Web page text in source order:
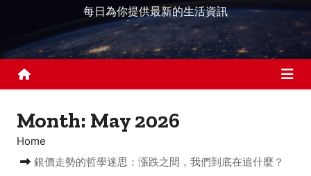
n
每日為你提供最新的生活資訊
Month: May 2026
Home
銀價走勢的哲學迷思：漲跌之間，我們到底在追什麼？